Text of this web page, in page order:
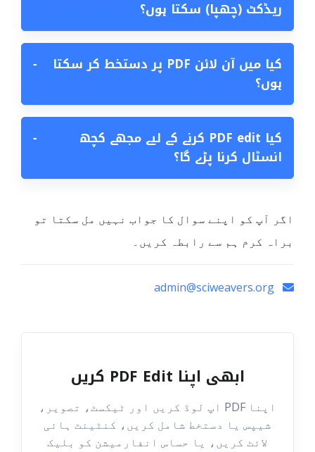
ریڈکٹ (چھپا) سکتا ہوں؟
کیا میں آن لائن PDF پر دستخط کر سکتا
ہوں؟
−
کیا PDF edit کرنے کے لیے مجھے کچھ
انسٹال کرنا پڑے گا؟
−
اگر آپ کو اپنے سوال کا جواب نہیں مل سکتا تو
براہ کرم ہم سے رابطہ کریں۔
ابھی اپنا PDF Edit کریں
اپنا PDF اپ لوڈ کریں اور ٹیکسٹ، تصویر،
شیپس یا دستخط شامل کریں، کنٹینٹ ہائی
لائٹ کریں، یا حساس انفارمیشن کو بلیک